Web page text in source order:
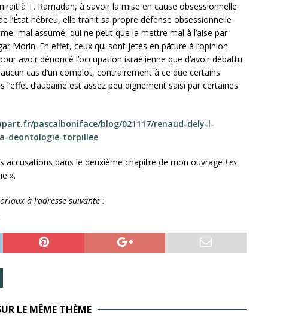
à T. Ramadan, à savoir la mise en cause obsessionnelle
l’État hébreu, elle trahit sa propre défense obsessionnelle
mal assumé, qui ne peut que la mettre mal à l’aise par
Morin. En effet, ceux qui sont jetés en pâture à l’opinion
avoir dénoncé l’occupation israélienne que d’avoir débattu
cas d’un complot, contrairement à ce que certains
d’aubaine est assez peu dignement saisi par certaines
pascalboniface/blog/021117/renaud-dely-l-
deontologie-torpillee
accusations dans le deuxième chapitre de mon ouvrage Les
».
à l’adresse suivante :
LE MÊME THÈME